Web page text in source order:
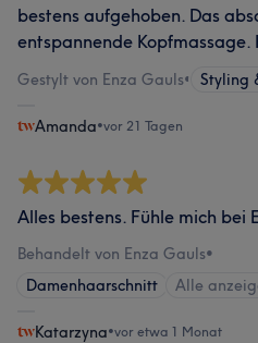
bestens aufgehoben. Das
entspannende Kopfmassage.
Gestylt von Enza Gauls• Styling
Amanda•vor 21 Tagen
Alles bestens. Fühle mich bei
Behandelt von Enza Gauls•
Damenhaarschnitt
Alle
Katarzyna•vor etwa 1 Monat